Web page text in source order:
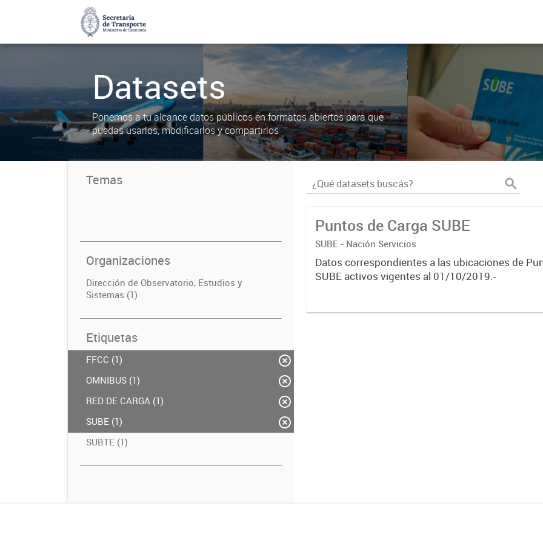
Datasets
Ponemos a tu alcance datos públicos en formatos abiertos para que
puedas usarlos, modificarlos y compartirlos
Temas
Organizaciones
Dirección de Observatorio, Estudios y
Sistemas (1)
Etiquetas
FFCC (1)
OMNIBUS (1)
RED DE CARGA (1)
SUBE (1)
SUBTE (1)
Puntos de Carga SUBE
SUBE - Nación Servicios
Datos correspondientes a las ubicaciones de
SUBE activos vigentes al 01/10/2019.-